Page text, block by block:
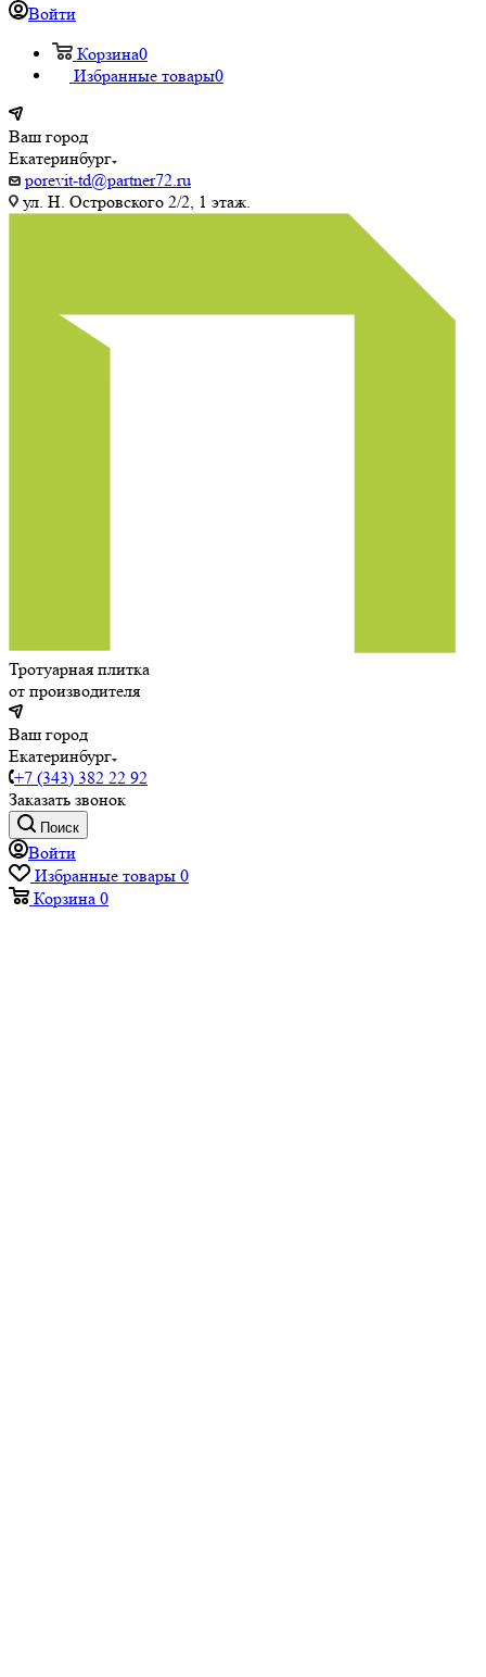
Войти
Корзина0
Избранные товары0
Ваш город
Екатеринбург
porevit-td@partner72.ru
ул. Н. Островского 2/2, 1 этаж.
Тротуарная плитка
от производителя
Ваш город
Екатеринбург
+7 (343) 382 22 92
Заказать звонок
Поиск
Войти
Избранные товары 0
Корзина 0